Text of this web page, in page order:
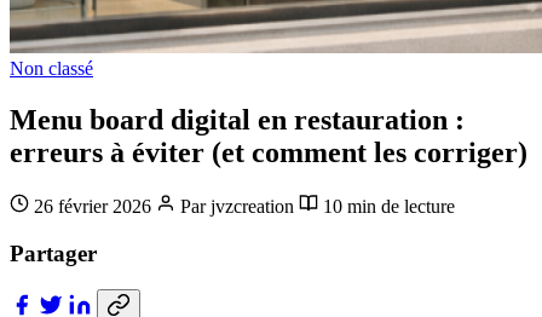
Non classé
Menu board digital en restauration :
erreurs à éviter (et comment les corriger)
26 février 2026 Par jvzcreation 10 min de lecture
Partager